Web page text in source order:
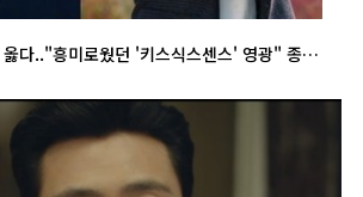
김지석의 로맨스는 늘 옳다.."흥미로웠던 '키스식스센스' 영광" 종영 인터뷰